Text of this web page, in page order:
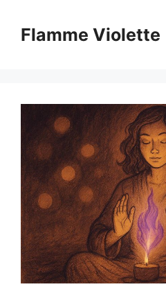
contenuFlamme Violette